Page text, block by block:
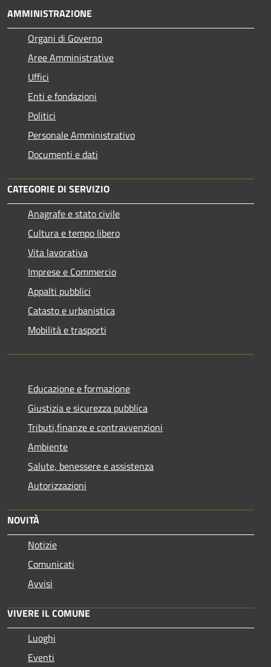
AMMINISTRAZIONE
Organi di Governo
Aree Amministrative
Uffici
Enti e fondazioni
Politici
Personale Amministrativo
Documenti e dati
CATEGORIE DI SERVIZIO
Anagrafe e stato civile
Cultura e tempo libero
Vita lavorativa
Imprese e Commercio
Appalti pubblici
Catasto e urbanistica
Mobilità e trasporti
Educazione e formazione
Giustizia e sicurezza pubblica
Tributi,finanze e contravvenzioni
Ambiente
Salute, benessere e assistenza
Autorizzazioni
NOVITÀ
Notizie
Comunicati
Avvisi
VIVERE IL COMUNE
Luoghi
Eventi